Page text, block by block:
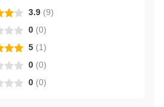
3.9 (9)
0 (0)
5 (1)
0 (0)
0 (0)